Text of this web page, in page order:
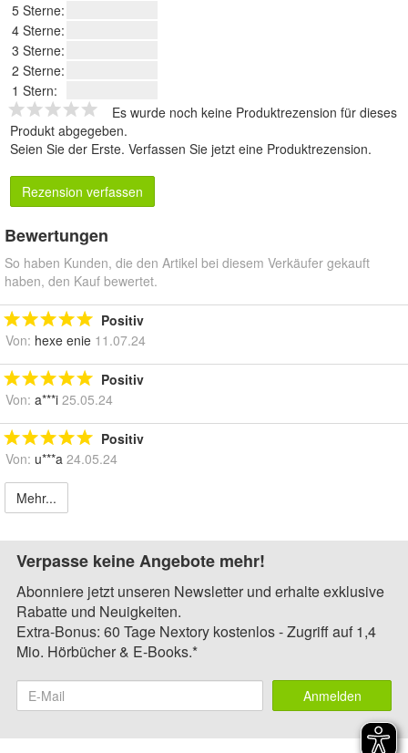
5 Sterne:
4 Sterne:
3 Sterne:
2 Sterne:
1 Stern:
Es wurde noch keine Produktrezension für dieses
Produkt abgegeben.
Seien Sie der Erste. Verfassen Sie jetzt eine Produktrezension.
Rezension verfassen
Bewertungen
So haben Kunden, die den Artikel bei diesem Verkäufer gekauft
haben, den Kauf bewertet.
Positiv
Von: hexe enie 11.07.24
Positiv
Von: a***i 25.05.24
Positiv
Von: u***a 24.05.24
Mehr...
Verpasse keine Angebote mehr!
Abonniere jetzt unseren Newsletter und erhalte exklusive
Rabatte und Neuigkeiten.
Extra-Bonus: 60 Tage Nextory kostenlos - Zugriff auf 1,4
Mio. Hörbücher & E-Books.*
Anmelden